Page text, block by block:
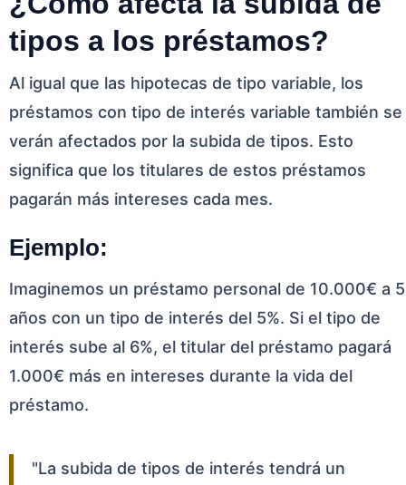
tipos a los préstamos?
Al igual que las hipotecas de tipo variable, los
préstamos con tipo de interés variable también se
verán afectados por la subida de tipos. Esto
significa que los titulares de estos préstamos
pagarán más intereses cada mes.
Ejemplo:
Imaginemos un préstamo personal de 10.000€ a 5
años con un tipo de interés del 5%. Si el tipo de
interés sube al 6%, el titular del préstamo pagará
1.000€ más en intereses durante la vida del
préstamo.
"La subida de tipos de interés tendrá un